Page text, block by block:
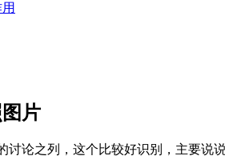
片
讨论之列，这个比较好识别，主要说